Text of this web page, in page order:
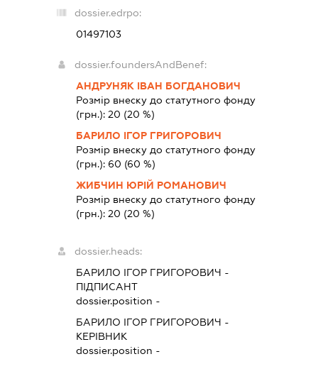
dossier.edrpo:
01497103
dossier.foundersAndBenef:
АНДРУНЯК ІВАН БОГДАНОВИЧ
Розмір внеску до статутного фонду
(грн.): 20 (20 %)
БАРИЛО ІГОР ГРИГОРОВИЧ
Розмір внеску до статутного фонду
(грн.): 60 (60 %)
ЖИБЧИН ЮРІЙ РОМАНОВИЧ
Розмір внеску до статутного фонду
(грн.): 20 (20 %)
dossier.heads:
БАРИЛО ІГОР ГРИГОРОВИЧ -
ПІДПИСАНТ
dossier.position -
БАРИЛО ІГОР ГРИГОРОВИЧ -
КЕРІВНИК
dossier.position -